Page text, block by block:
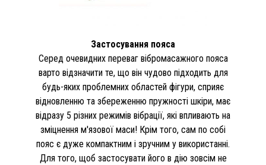
Застосування пояса
Серед очевидних переваг вібромасажного пояса
варто відзначити те, що він чудово підходить для
будь-яких проблемних областей фігури, сприяє
відновленню та збереженню пружності шкіри, має
відразу 5 різних режимів вібрації, які впливають на
зміцнення м'язової маси! Крім того, сам по собі
пояс є дуже компактним і зручним у використанні.
Для того, щоб застосувати його в дію зовсім не